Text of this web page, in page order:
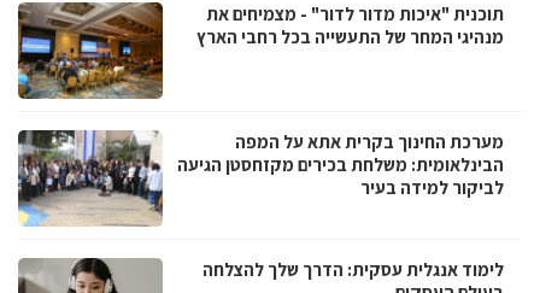
תוכנית "איכות מדור לדור" - מצמיחים את
מנהיגי המחר של התעשייה בכל רחבי הארץ
מערכת החינוך בקרית אתא על המפה
הבינלאומית: משלחת בכירים מקזחסטן הגיעה
לביקור למידה בעיר
לימוד אנגלית עסקית: הדרך שלך להצלחה